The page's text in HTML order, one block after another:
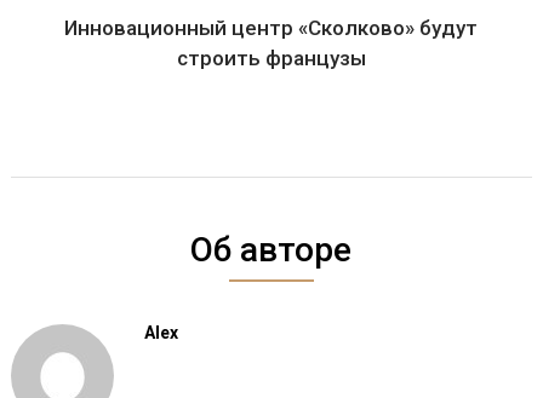
Инновационный центр «Сколково» будут
строить французы
Об авторе
Alex